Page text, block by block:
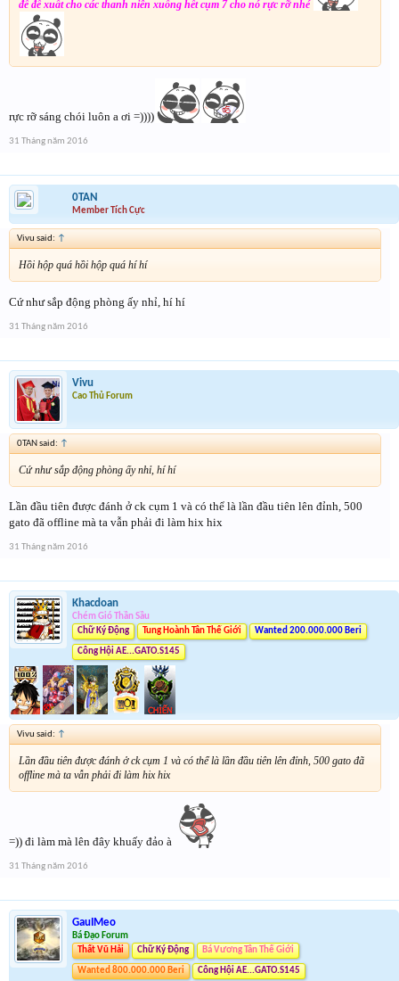
để đề xuất cho các thanh niên xuống hết cụm 7 cho nó rực rỡ nhé
rực rỡ sáng chói luôn a ơi =))))
31 Tháng năm 2016
0TAN
Member Tích Cực
Vivu said: ↑
Hồi hộp quá hồi hộp quá hí hí
Cứ như sắp động phòng ấy nhỉ, hí hí
31 Tháng năm 2016
Vivu
Cao Thủ Forum
0TAN said: ↑
Cứ như sắp động phòng ấy nhỉ, hí hí
Lần đầu tiên được đánh ở ck cụm 1 và có thể là lần đầu tiên lên đỉnh, 500
gato đã offline mà ta vẫn phải đi làm hix hix
31 Tháng năm 2016
Khacdoan
Chém Gió Thần Sầu
Chữ Ký Động
Tung Hoành Tân Thế Giới Wanted 200.000.000 Beri
Công Hội AE...GATO.S145
Vivu said: ↑
Lần đầu tiên được đánh ở ck cụm 1 và có thể là lần đầu tiên lên đỉnh, 500 gato đã
offline mà ta vẫn phải đi làm hix hix
=)) đi làm mà lên đây khuấy đảo à
31 Tháng năm 2016
GauIMeo
Bá Đạo Forum
Thất Vũ Hải
Chữ Ký Động Bá Vương Tân Thế Giới
Wanted 800.000.000 Beri Công Hội AE...GATO.S145